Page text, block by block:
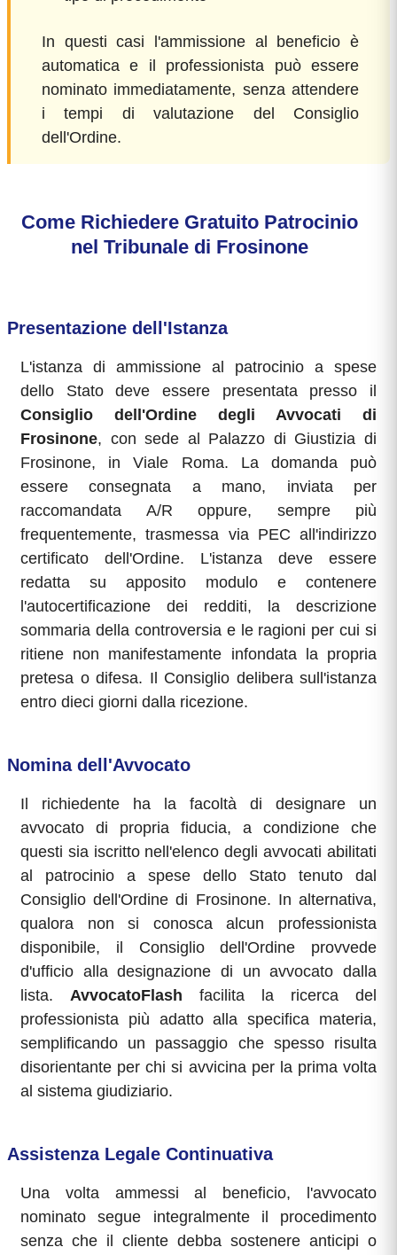
In questi casi l'ammissione al beneficio è
automatica e il professionista può essere
nominato immediatamente, senza attendere
i tempi di valutazione del Consiglio
dell'Ordine.
Come Richiedere Gratuito Patrocinio
nel Tribunale di Frosinone
Presentazione dell'Istanza
L'istanza di ammissione al patrocinio a spese
dello Stato deve essere presentata presso il
Consiglio dell'Ordine degli Avvocati di
Frosinone, con sede al Palazzo di Giustizia di
Frosinone, in Viale Roma. La domanda può
essere consegnata a mano, inviata per
raccomandata A/R oppure, sempre più
frequentemente, trasmessa via PEC all'indirizzo
certificato dell'Ordine. L'istanza deve essere
redatta su apposito modulo e contenere
l'autocertificazione dei redditi, la descrizione
sommaria della controversia e le ragioni per cui si
ritiene non manifestamente infondata la propria
pretesa o difesa. Il Consiglio delibera sull'istanza
entro dieci giorni dalla ricezione.
Nomina dell'Avvocato
Il richiedente ha la facoltà di designare un
avvocato di propria fiducia, a condizione che
questi sia iscritto nell'elenco degli avvocati abilitati
al patrocinio a spese dello Stato tenuto dal
Consiglio dell'Ordine di Frosinone. In alternativa,
qualora non si conosca alcun professionista
disponibile, il Consiglio dell'Ordine provvede
d'ufficio alla designazione di un avvocato dalla
lista. AvvocatoFlash facilita la ricerca del
professionista più adatto alla specifica materia,
semplificando un passaggio che spesso risulta
disorientante per chi si avvicina per la prima volta
al sistema giudiziario.
Assistenza Legale Continuativa
Una volta ammessi al beneficio, l'avvocato
nominato segue integralmente il procedimento
senza che il cliente debba sostenere anticipi o